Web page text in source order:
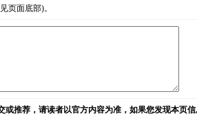
页面底部)。
或推荐，请读者以官方内容为准，如果您发现本页